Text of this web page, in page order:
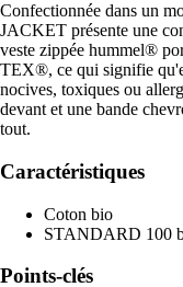
Confectionnée dans un
JACKET présente une
veste zippée hummel®
TEX®, ce qui signifie
nocives, toxiques ou
devant et une bande
tout.
Caractéristiques
Coton bio
STANDARD 100
Points-clés